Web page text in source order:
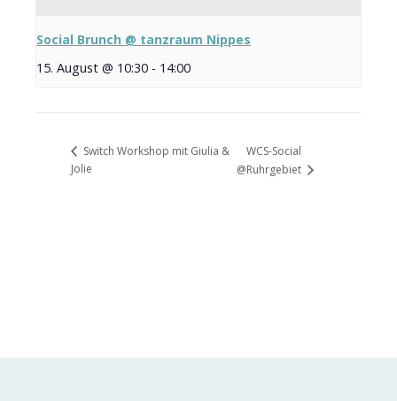
Social Brunch @ tanzraum Nippes
15. August @ 10:30 - 14:00
Switch Workshop mit Giulia &
Jolie
WCS-Social
@Ruhrgebiet